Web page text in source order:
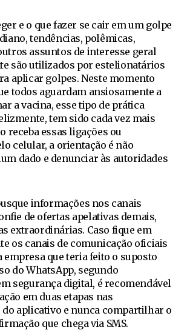
e o que fazer se cair em um golpe
tendências, polêmicas,
assuntos de interesse geral
são utilizados por estelionatários
aplicar golpes. Neste momento
todos aguardam ansiosamente a
a vacina, esse tipo de prática
tem sido cada vez mais
receba essas ligações ou
celular, a orientação é não
dado e denunciar às autoridades
informações nos canais
de ofertas apelativas demais,
extraordinárias. Caso fique em
os canais de comunicação oficiais
empresa que teria feito o suposto
do WhatsApp, segundo
segurança digital, é recomendável
em duas etapas nas
aplicativo e nunca compartilhar o
que chega via SMS.